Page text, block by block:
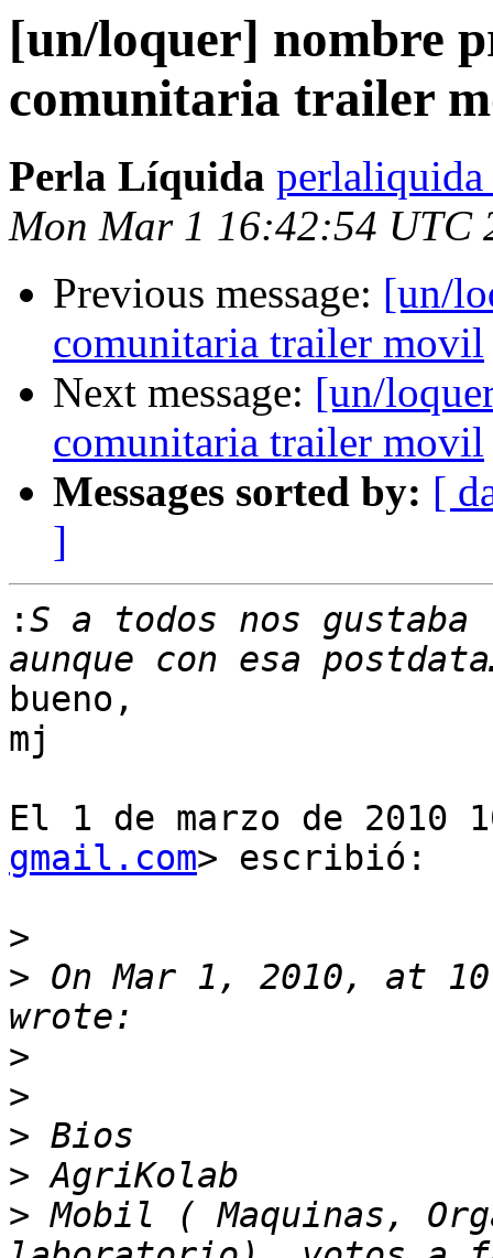
[un/loquer] nombre
comunitaria trailer
Perla Líquida
Mon Mar 1 16:42:54 UTC
Previous message: [un/
comunitaria trailer movil
Next message: [un/
comunitaria trailer movil
Messages sorted by: [
]
:S a todos nos
bueno,
mj
El 1 de marzo de 2010
gmail.com> escribió:
>
> On Mar 1, 2010, at
>
>
>
>
> Mobil ( Maquinas,